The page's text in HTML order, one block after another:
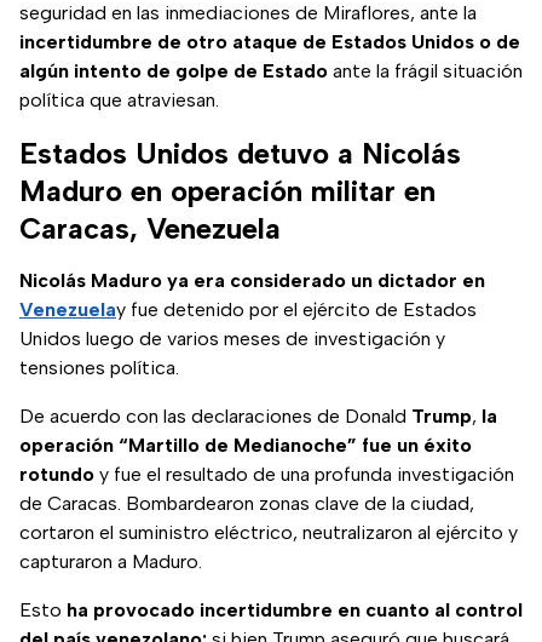
seguridad en las inmediaciones de Miraflores, ante la
incertidumbre de otro ataque de Estados Unidos o de
algún intento de golpe de Estado ante la frágil situación
política que atraviesan.
Estados Unidos detuvo a Nicolás
Maduro en operación militar en
Caracas, Venezuela
Nicolás Maduro ya era considerado un dictador en
Venezuelay fue detenido por el ejército de Estados
Unidos luego de varios meses de investigación y
tensiones política.
De acuerdo con las declaraciones de Donald Trump, la
operación “Martillo de Medianoche” fue un éxito
rotundo y fue el resultado de una profunda investigación
de Caracas. Bombardearon zonas clave de la ciudad,
cortaron el suministro eléctrico, neutralizaron al ejército y
capturaron a Maduro.
Esto ha provocado incertidumbre en cuanto al control